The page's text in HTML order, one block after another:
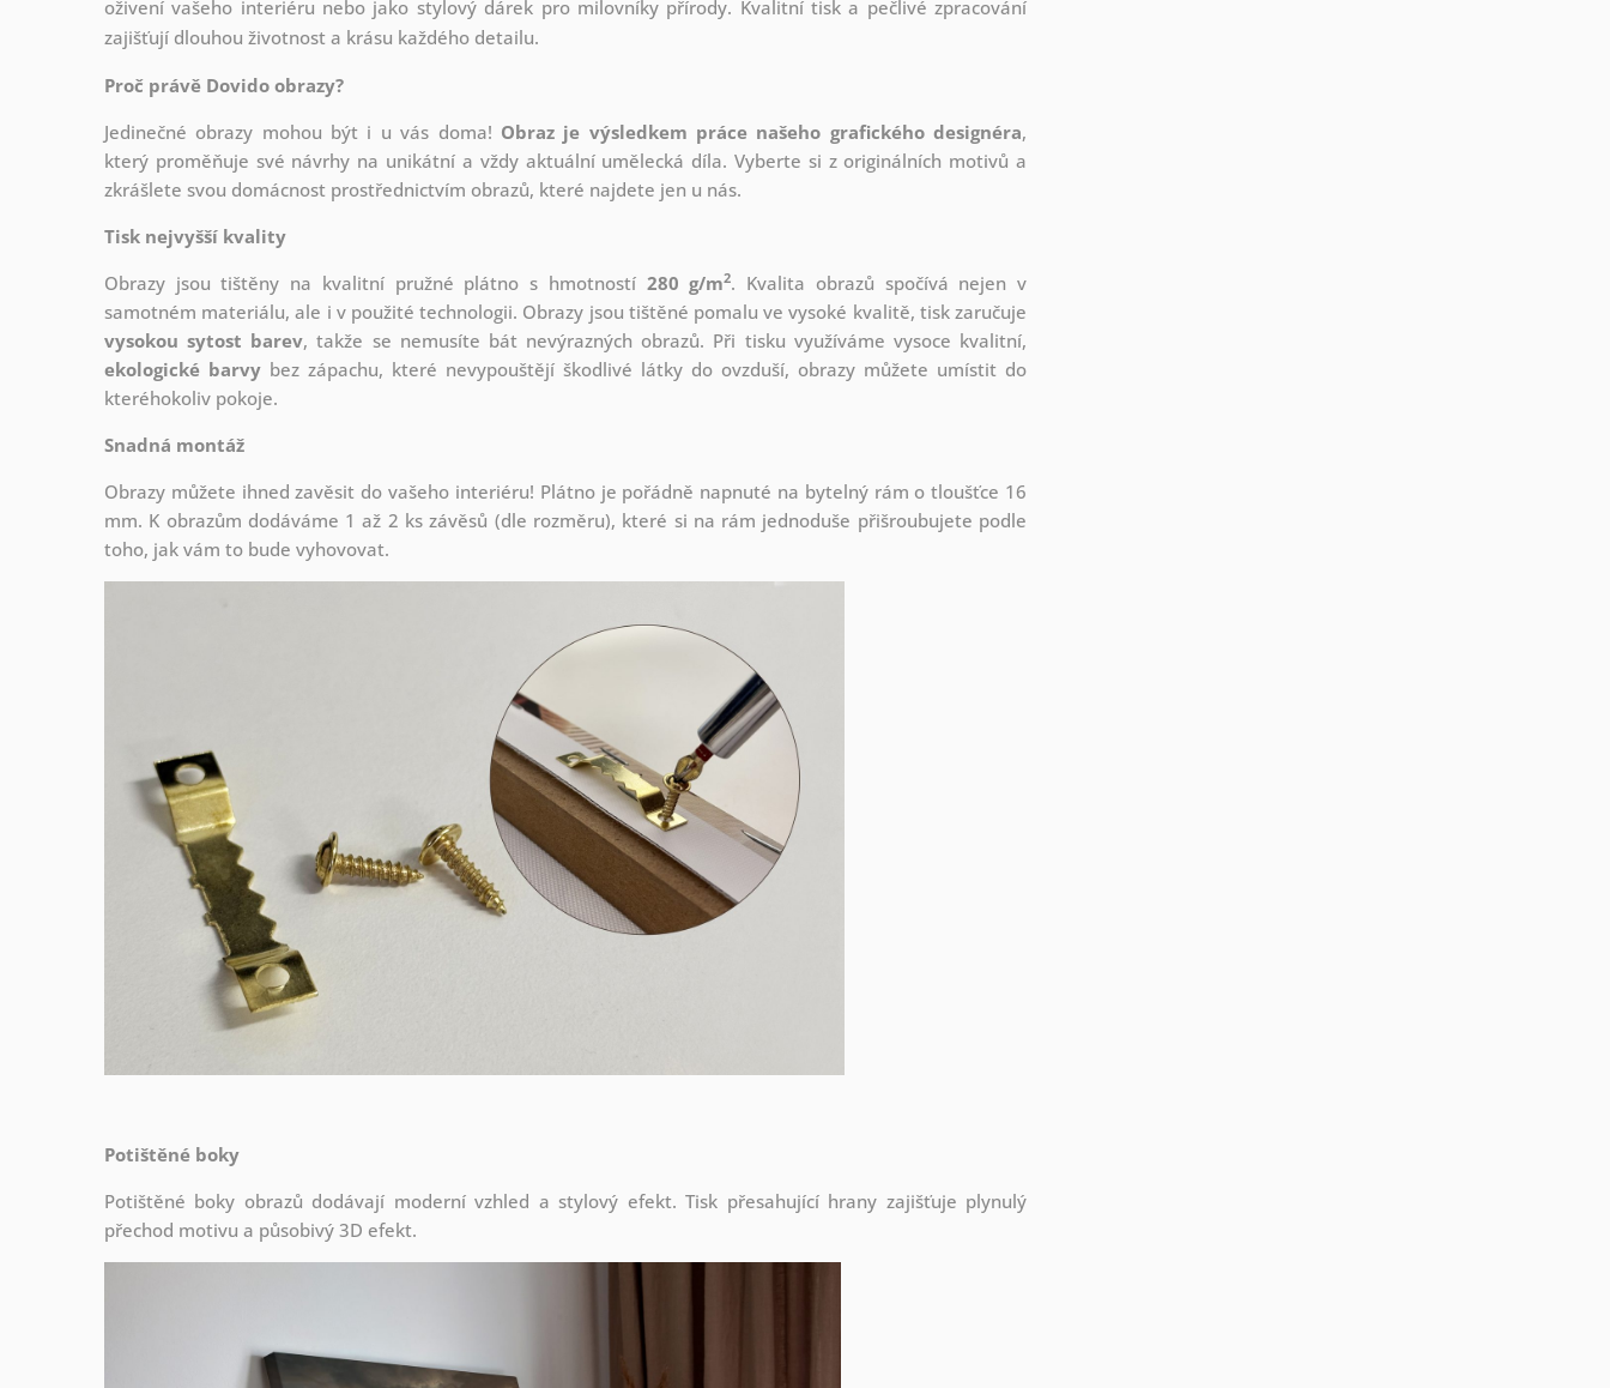
oživení vašeho interiéru nebo jako stylový dárek pro milovníky přírody. Kvalitní tisk a pečlivé zpracování
zajišťují dlouhou životnost a krásu každého detailu.
Proč právě Dovido obrazy?
Jedinečné obrazy mohou být i u vás doma! Obraz je výsledkem práce našeho grafického designéra,
který proměňuje své návrhy na unikátní a vždy aktuální umělecká díla. Vyberte si z originálních motivů a
zkrášlete svou domácnost prostřednictvím obrazů, které najdete jen u nás.
Tisk nejvyšší kvality
Obrazy jsou tištěny na kvalitní pružné plátno s hmotností 280 g/m2. Kvalita obrazů spočívá nejen v
samotném materiálu, ale i v použité technologii. Obrazy jsou tištěné pomalu ve vysoké kvalitě, tisk zaručuje
vysokou sytost barev, takže se nemusíte bát nevýrazných obrazů. Při tisku využíváme vysoce kvalitní,
ekologické barvy bez zápachu, které nevypouštějí škodlivé látky do ovzduší, obrazy můžete umístit do
kteréhokoliv pokoje.
Snadná montáž
Obrazy můžete ihned zavěsit do vašeho interiéru! Plátno je pořádně napnuté na bytelný rám o tloušťce 16
mm. K obrazům dodáváme 1 až 2 ks závěsů (dle rozměru), které si na rám jednoduše přišroubujete podle
toho, jak vám to bude vyhovovat.
Potištěné boky
Potištěné boky obrazů dodávají moderní vzhled a stylový efekt. Tisk přesahující hrany zajišťuje plynulý
přechod motivu a působivý 3D efekt.